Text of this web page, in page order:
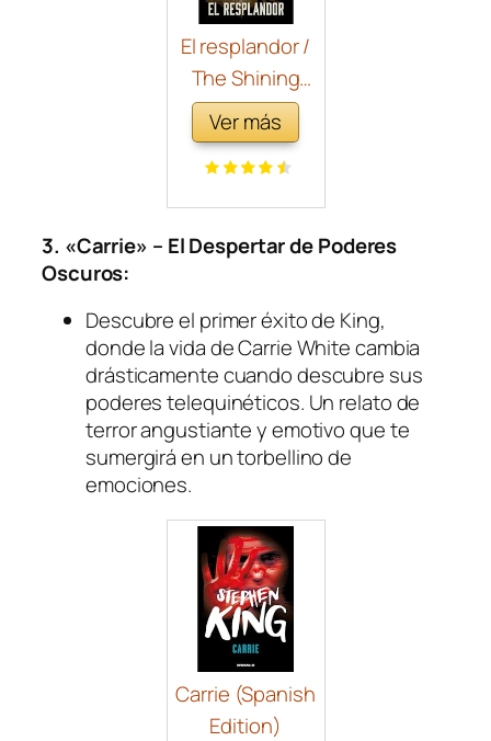
El resplandor /
The Shining
(Spanish
Edition)
Ver más
3. «Carrie» – El Despertar de Poderes
Oscuros:
Descubre el primer éxito de King,
donde la vida de Carrie White cambia
drásticamente cuando descubre sus
poderes telequinéticos. Un relato de
terror angustiante y emotivo que te
sumergirá en un torbellino de
emociones.
Carrie (Spanish
Edition)